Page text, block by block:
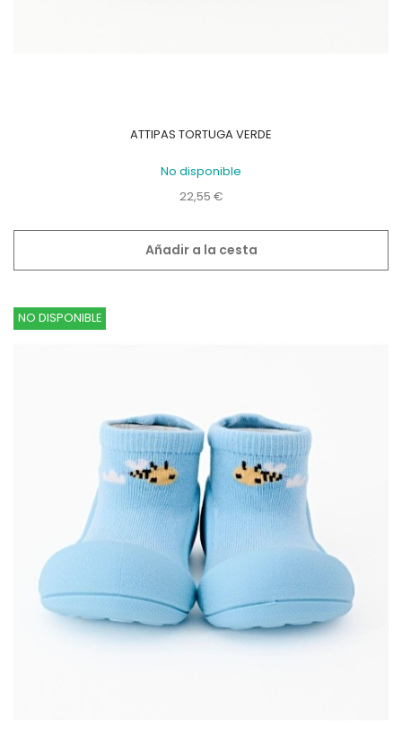
ATTIPAS TORTUGA VERDE
No disponible
Precio
22,55 €
Añadir a la cesta
NO DISPONIBLE